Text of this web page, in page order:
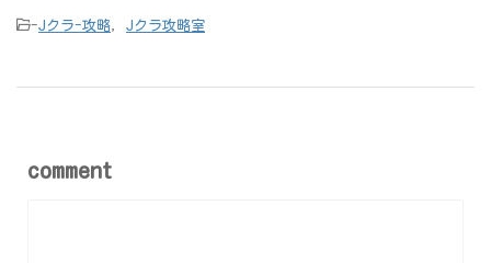
-Jクラ-攻略, Jクラ攻略室
comment